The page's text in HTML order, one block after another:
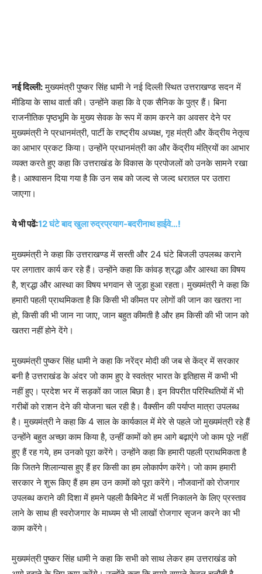
नई दिल्ली:मुख्यमंत्री पुष्कर सिंह धामी ने नई दिल्ली स्थित उत्तराखण्ड सदन में
मीडिया के साथ वार्ता की। उन्होंने कहा कि वे एक सैनिक के पुत्र हैं। बिना
राजनीतिक पृष्ठभूमि के मुख्य सेवक के रूप में काम करने का अवसर देने पर
मुख्यमंत्री ने प्रधानमंत्री, पार्टी के राष्ट्रीय अध्यक्ष, गृह मंत्री और केंद्रीय नेतृत्व
का आभार प्रकट किया। उन्होंने प्रधानमंत्री का और केंद्रीय मंत्रियों का आभार
व्यक्त करते हुए कहा कि उत्तराखंड के विकास के प्रपोजलों को उनके सामने रखा
है। आश्वासन दिया गया है कि उन सब को जल्द से जल्द धरातल पर उतारा
जाएगा।
ये भी पढें:12 घंटे बाद खुला रुद्रप्रयाग-बदरीनाथ हाईवे…!
मुख्यमंत्री ने कहा कि उत्तराखण्ड में सस्ती और 24 घंटे बिजली उपलब्ध कराने
पर लगातार कार्य कर रहे हैं। उन्होंने कहा कि कांवड़ श्रद्धा और आस्था का विषय
है, श्रद्धा और आस्था का विषय भगवान से जुड़ा हुआ रहता। मुख्यमंत्री ने कहा कि
हमारी पहली प्राथमिकता है कि किसी भी कीमत पर लोगों की जान का खतरा ना
हो, किसी की भी जान ना जाए, जान बहुत कीमती है और हम किसी की भी जान को
खतरा नहीं होने देंगे।
मुख्यमंत्री पुष्कर सिंह धामी ने कहा कि नरेंद्र मोदी की जब से केंद्र में सरकार
बनी है उत्तराखंड के अंदर जो काम हुए वे स्वतंत्र भारत के इतिहास में कभी भी
नहीं हुए। प्रदेश भर में सड़कों का जाल बिछा है। इन विपरीत परिस्थितियों में भी
गरीबों को राशन देने की योजना चल रही है। वैक्सीन की पर्याप्त मात्रा उपलब्ध
है। मुख्यमंत्री ने कहा कि 4 साल के कार्यकाल में मेरे से पहले जो मुख्यमंत्री रहे हैं
उन्होंने बहुत अच्छा काम किया है, उन्हीं कामों को हम आगे बढ़ाएंगे जो काम पूरे नहीं
हुए हैं रह गये, हम उनको पूरा करेंगे। उन्होंने कहा कि हमारी पहली प्राथमिकता है
कि जितने शिलान्यास हुए हैं हर किसी का हम लोकार्पण करेंगे। जो काम हमारी
सरकार ने शुरू किए हैं हम हम उन कामों को पूरा करेंगे। नौजवानों को रोजगार
उपलब्ध कराने की दिशा में हमने पहली कैबिनेट में भर्ती निकालने के लिए प्रस्ताव
लाने के साथ ही स्वरोजगार के माध्यम से भी लाखों रोजगार सृजन करने का भी
काम करेंगे।
मुख्यमंत्री पुष्कर सिंह धामी ने कहा कि सभी को साथ लेकर हम उत्तराखंड को